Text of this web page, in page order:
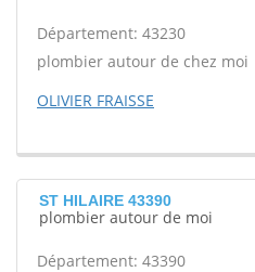
Département: 43230
plombier autour de chez moi
OLIVIER FRAISSE
ST HILAIRE 43390
plombier autour de moi
Département: 43390